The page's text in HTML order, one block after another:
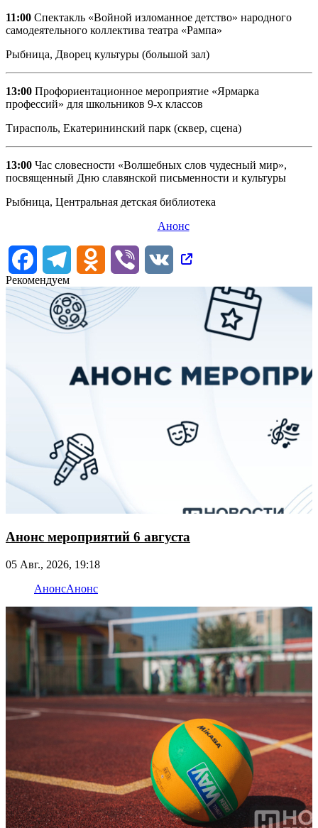
11:00 Спектакль «Войной изломанное детство» народного
самодеятельного коллектива театра «Рампа»
Рыбница, Дворец культуры (большой зал)
13:00 Профориентационное мероприятие «Ярмарка
профессий» для школьников 9-х классов
Тирасполь, Екатерининский парк (сквер, сцена)
13:00 Час словесности «Волшебных слов чудесный мир»,
посвященный Дню славянской письменности и культуры
Рыбница, Центральная детская библиотека
Анонс
FacebookTelegram Odnoklassniki
Viber
VK
Рекомендуем
Анонс мероприятий 6 августа
05 Авг., 2026, 19:18
АнонсАнонс